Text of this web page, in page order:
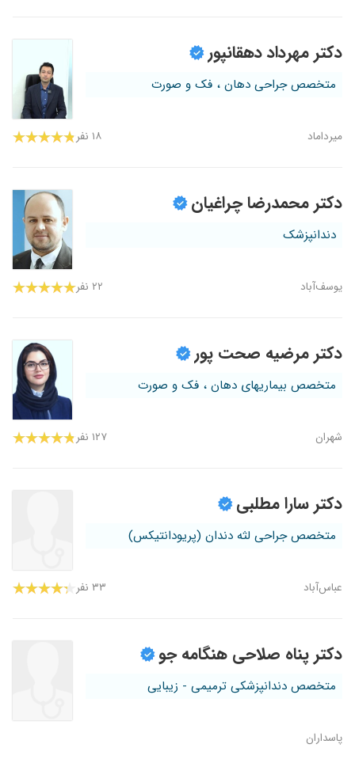
دکتر مهرداد دهقانپور
متخصص جراحی دهان ، فک و صورت
میرداماد ۱۸ نفر
دکتر محمدرضا چراغیان
دندانپزشک
یوسف‌آباد ۲۲ نفر
دکتر مرضیه صحت پور
متخصص بیماریهای دهان ، فک و صورت
شهران ۱۲۷ نفر
دکتر سارا مطلبی
متخصص جراحی لثه دندان (پریودانتیکس)
عباس‌آباد ۳۳ نفر
دکتر پناه صلاحی هنگامه جو
متخصص دندانپزشکی ترمیمی - زیبایی
پاسداران